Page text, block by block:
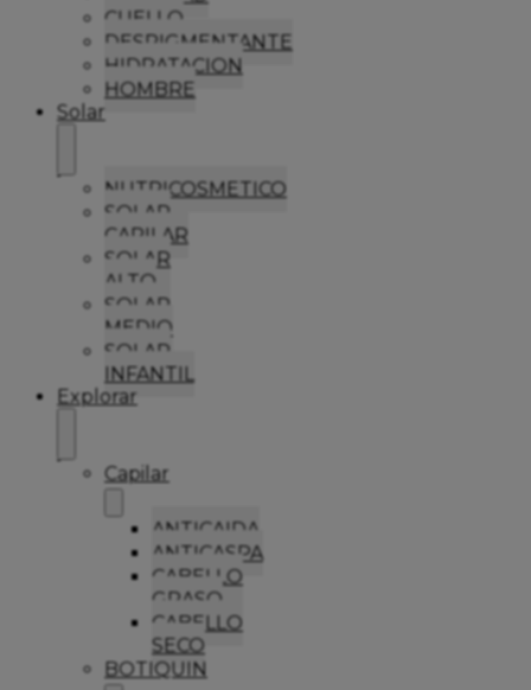
CUELLO
DESPIGMENTANTE
HIDRATACION
HOMBRE
Solar
NUTRICOSMETICO
SOLAR
CAPILAR
SOLAR
ALTO
SOLAR
MEDIO
SOLAR
INFANTIL
Explorar
Capilar
ANTICAIDA
ANTICASPA
CABELLO
GRASO
CABELLO
SECO
BOTIQUIN